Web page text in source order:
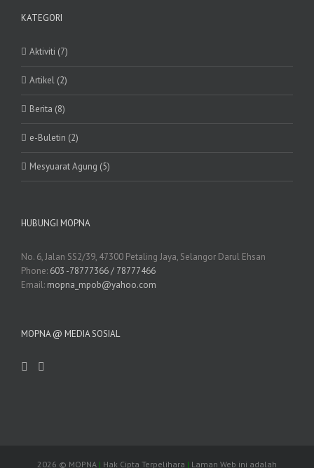
KATEGORI
Aktiviti (7)
Artikel (2)
Berita (8)
e-Buletin (2)
Mesyuarat Agung (5)
HUBUNGI MOPNA
No. 6, Jalan SS2/39, 47300 Petaling Jaya, Selangor Darul Ehsan
Phone: 603 -78777366 / 78777466
Email: mopna_mpob@yahoo.com
MOPNA @ MEDIA SOSIAL
2026 © MOPNA | Hak Cipta Terpelihara | Laman Web ini adalah